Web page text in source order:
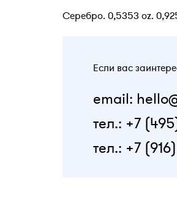
Серебро. 0,5353 oz.
Если вас
email:
тел.: +7
тел.: +7